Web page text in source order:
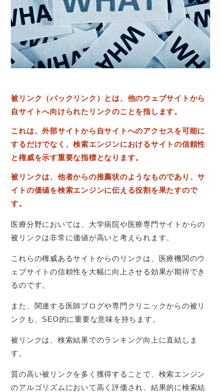
被リンク（バックリンク）とは、他のウェブサイトから
自サイトへ向けられたリンクのことを指します。
これは、外部サイトから自サイトへのアクセスを可能に
するだけでなく、検索エンジンにおけるサイトの信頼性
と権威を示す重要な指標となります。
被リンクは、他者からの推薦状のようなものであり、サ
イトの価値を検索エンジンに伝える役割を果たすので
す。
医療分野においては、大学病院や医療専門サイトからの
被リンクは非常に価値が高いと考えられます。
これらの権威あるサイトからのリンクは、医療機関のウ
ェブサイトの信頼性を大幅に向上させる効果が期待でき
るのです。
また、関連する医師ブログや専門クリニックからの被リ
ンクも、SEO的に重要な意味を持ちます。
被リンクは、検索結果でのランキング向上に直結しま
す。
質の高い被リンクを多く獲得することで、検索エンジン
のアルゴリズムにおいて高く評価され、結果的に検索結